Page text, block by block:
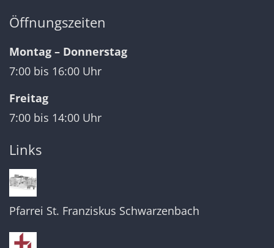
Öffnungszeiten
Montag – Donnerstag
7:00 bis 16:00 Uhr
Freitag
7:00 bis 14:00 Uhr
Links
Pfarrei St. Franziskus Schwarzenbach